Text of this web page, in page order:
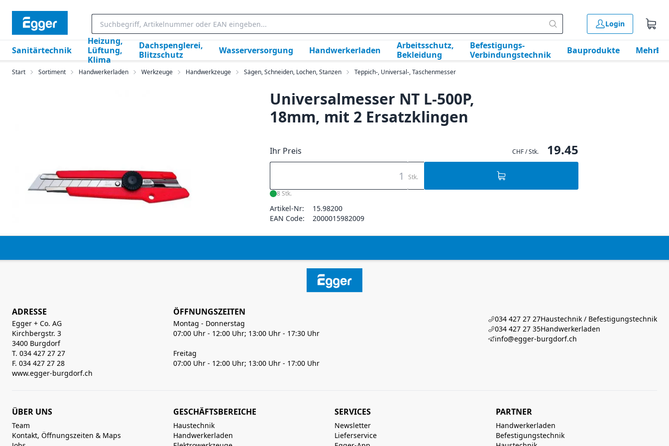
Login
Sanitärtechnik
Heizung,
Lüftung,
Klima
Dachspenglerei,
Blitzschutz
Wasserversorgung Handwerkerladen
Arbeitsschutz,
Bekleidung
Befestigungs-
Verbindungstechnik
Bauprodukte Mehr
Start Sortiment Handwerkerladen Werkzeuge Handwerkzeuge Sägen, Schneiden, Lochen, Stanzen Teppich-, Universal-, Taschenmesser
Universalmesser NT L-500P,
18mm, mit 2 Ersatzklingen
Ihr Preis CHF / Stk. 19.45
Stk.
8 Stk.
Artikel-Nr:
15.98200
EAN Code:
2000015982009
ADRESSE
Egger + Co. AG
Kirchbergstr. 3
3400 Burgdorf
T. 034 427 27 27
F. 034 427 27 28
www.egger-burgdorf.ch
ÖFFNUNGSZEITEN
Montag - Donnerstag
07:00 Uhr - 12:00 Uhr; 13:00 Uhr - 17:30 Uhr
Freitag
07:00 Uhr - 12:00 Uhr; 13:00 Uhr - 17:00 Uhr
034 427 27 27Haustechnik / Befestigungstechnik
034 427 27 35Handwerkerladen
info@egger-burgdorf.ch
ÜBER UNS
Team
Kontakt, Öffnungszeiten & Maps
GESCHÄFTSBEREICHE
Haustechnik
Handwerkerladen
SERVICES
Newsletter
Lieferservice
PARTNER
Handwerkerladen
Befestigungstechnik